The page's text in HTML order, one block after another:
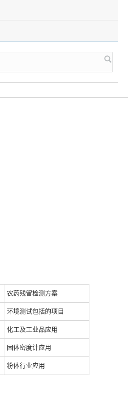
农药残留检测方案
环境测试包括的项目
化工及工业品应用
固体密度计应用
粉体行业应用